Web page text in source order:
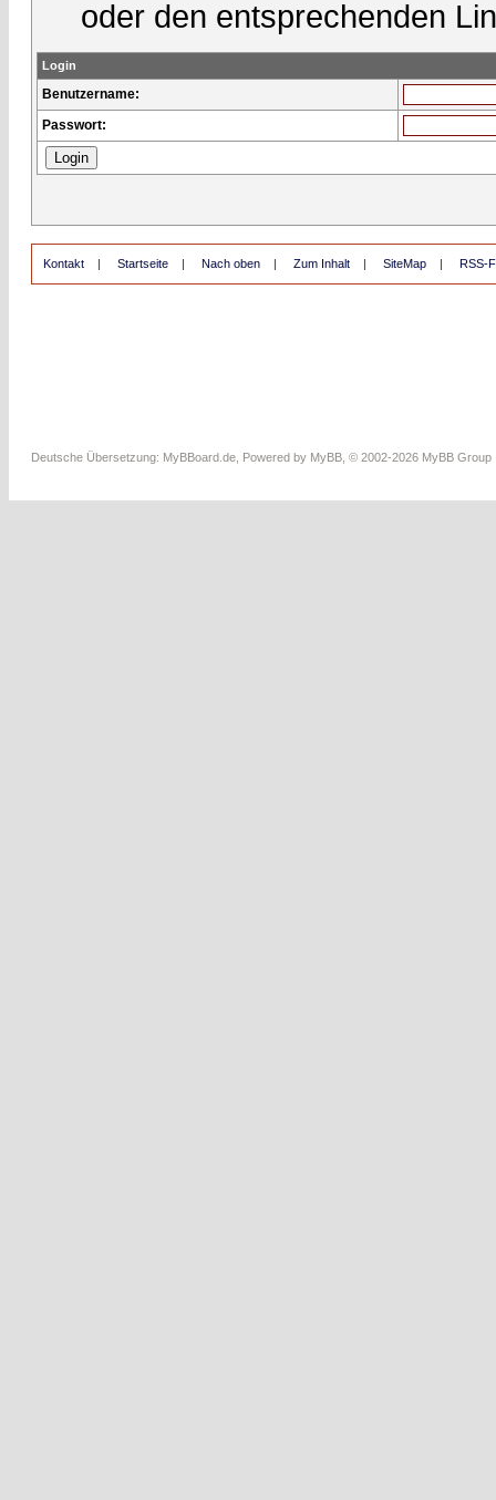
oder den entsprechenden
Login
Benutzername:
Passwort:
Kontakt | Startseite | Nach oben | Zum Inhalt | SiteMap | RSS-
Deutsche Übersetzung: MyBBoard.de , Powered by MyBB , © 2002-2026 MyBB Group